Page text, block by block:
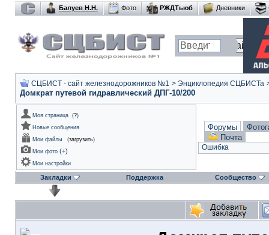
Балуев Н.Н. Фото РЖДТьюб Дневники
СЦБИСТ - сайт железнодорожников №1 > Энциклопедия СЦБИСТа
Домкрат путевой гидравлический ДПГ-10/200
Моя страница (?)
Новые сообщения
Мои файлы
(загрузить)
Мои фото (+)
Мои настройки
Форумы
Почта
Ошибка
Закладки Поддержка Сообщество